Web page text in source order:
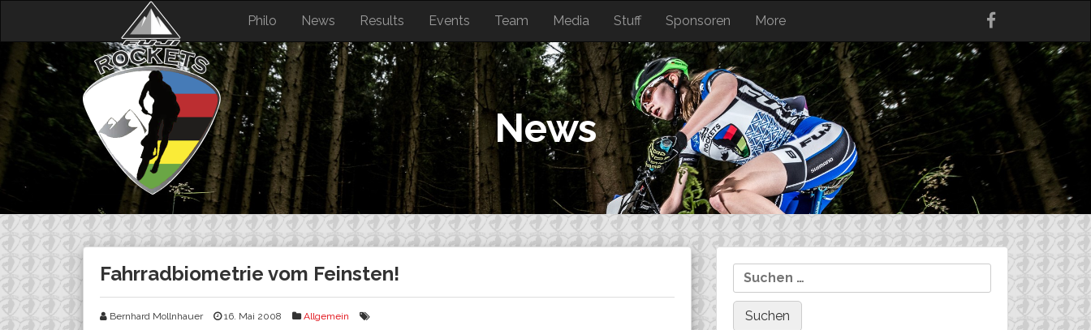
content
Philo News Results Events Team Media Stuff Sponsoren More
News
Fahrradbiometrie vom Feinsten!
Bernhard Mollnhauer 16. Mai 2008 Allgemein
Suchen
nach: